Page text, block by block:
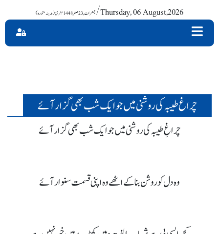
/ Thursday, 06 August,2026
چراغ طیبہ کی روشنی میں جو ایک شب بھی گزار آئے
چراغِ طیبہ کی روشنی میں جو ایک شب بھی گزار آئے
وہ دل کو روشن بنا کے اٹھے وہ اپنی قسمت سنوار آئے